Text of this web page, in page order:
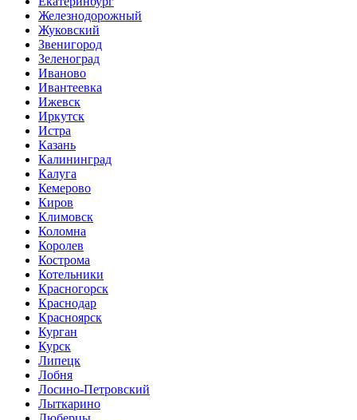
Железнодорожный
Жуковский
Звенигород
Зеленоград
Иваново
Ивантеевка
Ижевск
Иркутск
Истра
Казань
Калининград
Калуга
Кемерово
Киров
Климовск
Коломна
Королев
Кострома
Котельники
Красногорск
Краснодар
Красноярск
Курган
Курск
Липецк
Лобня
Лосино-Петровский
Лыткарино